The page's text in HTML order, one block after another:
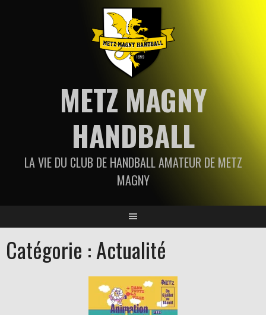
METZ MAGNY
HANDBALL
LA VIE DU CLUB DE HANDBALL AMATEUR DE METZ
MAGNY
Catégorie :Actualité